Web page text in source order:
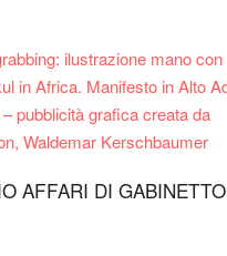
AFFARI DI GABINETTO